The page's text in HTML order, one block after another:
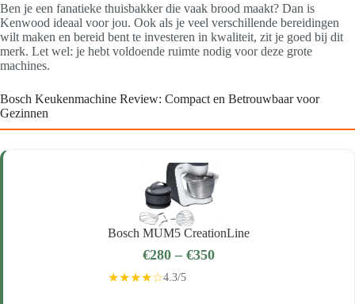
Ben je een fanatieke thuisbakker die vaak brood maakt? Dan is
Kenwood ideaal voor jou. Ook als je veel verschillende bereidingen
wilt maken en bereid bent te investeren in kwaliteit, zit je goed bij dit
merk. Let wel: je hebt voldoende ruimte nodig voor deze grote
machines.
Bosch Keukenmachine Review: Compact en Betrouwbaar voor
Gezinnen
Bosch MUM5 CreationLine
€280 – €350
★★★★☆4.3/5